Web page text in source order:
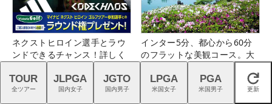
ネクストヒロイン選手とラウ
ンドできるチャンス！詳しく
はこちら！
インター5分、都心から60分
のフラットな美観コース。大
栄カントリー俱楽部（千葉
県）
閉じる
TOUR
全ツアー
JLPGA
国内女子
JGTO
国内男子
LPGA
米国女子
PGA
米国男子 更新